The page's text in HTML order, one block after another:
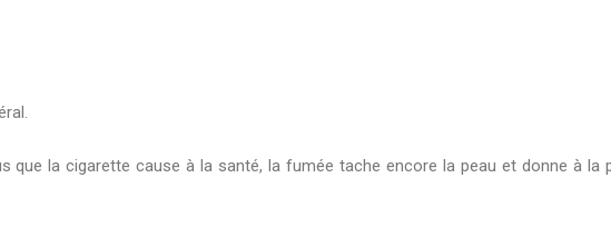
que la cigarette cause à la santé, la fumée tache encore la peau et donne à la